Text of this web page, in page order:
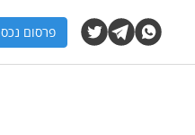
פרסום נכס